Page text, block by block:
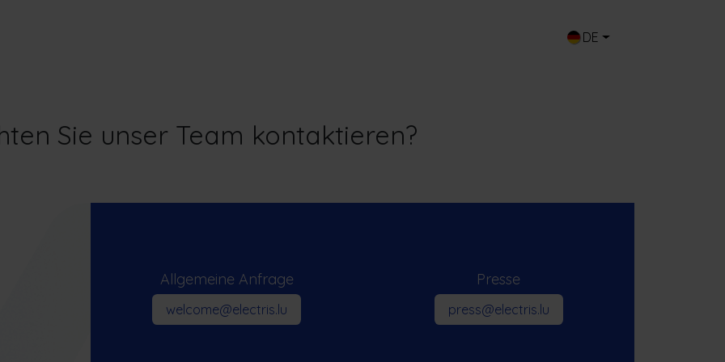
DE
Sie unser Team kontaktieren?
Allgemeine Anfrage
welcome@electris.lu
Presse
press​​@electris.lu